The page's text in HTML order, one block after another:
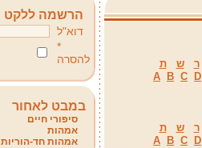
ר ש
ת
A
B C D
ר ש
ת
A
B C D
הרשמה ללקט
דוא"ל
*
להסרה
במבט לאחור
סיפורי חיים
אמהות
אמהות חד-הוריות